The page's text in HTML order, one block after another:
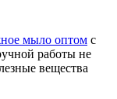
мыло оптом с
работы не
вещества